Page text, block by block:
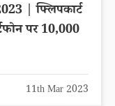
| फ्लिपकार्ट
पर 10,000
11th Mar 2023